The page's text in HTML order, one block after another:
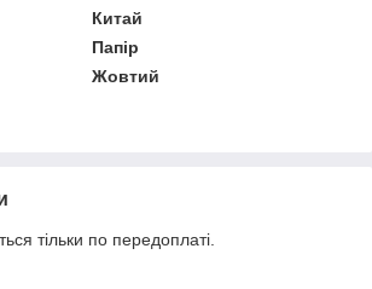
Китай
Папір
Жовтий
тільки по передоплаті.